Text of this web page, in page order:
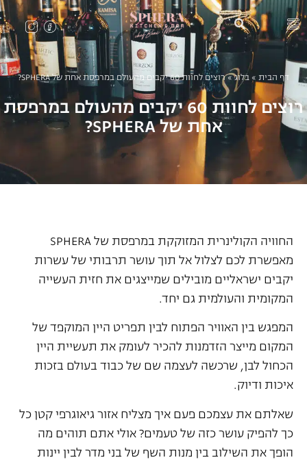
דף הבית » בלוג»רוצים לחוות 60 יקבים מהעולם במרפסת אחת של SPHERA?
רוצים לחוות 60 יקבים מהעולם במרפסת
אחת של SPHERA?
החוויה הקולינרית המזוקקת במרפסת של SPHERA
מאפשרת לכם לצלול אל תוך עושר תרבותי של עשרות
יקבים ישראליים מובילים שמייצגים את חזית העשייה
המקומית והעולמית גם יחד.
המפגש בין האוויר הפתוח לבין תפריט היין המוקפד של
המקום מייצר הזדמנות להכיר לעומק את תעשיית היין
הכחול לבן, שרכשה לעצמה שם של כבוד בעולם בזכות
איכות ודיוק.
שאלתם את עצמכם פעם איך מצליח אזור גיאוגרפי קטן כל
כך להפיק עושר כזה של טעמים? אולי אתם תוהים מה
הופך את השילוב בין מנות השף של בני מדר לבין יינות